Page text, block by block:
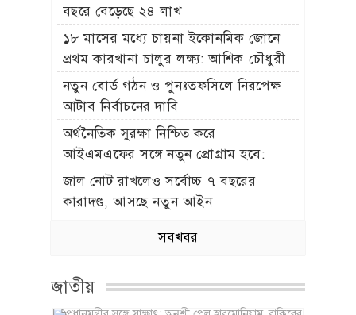
বছরে বেড়েছে ২৪ লাখ
১৮ মাসের মধ্যে চায়না ইকোনমিক জোনে
প্রথম কারখানা চালুর লক্ষ্য: আশিক চৌধুরী
নতুন বোর্ড গঠন ও পুনঃতফসিলে নিরপেক্ষ
আটাব নির্বাচনের দাবি
অর্থনৈতিক সুরক্ষা নিশ্চিত করে
আইএমএফের সঙ্গে নতুন প্রোগ্রাম হবে:
অর্থমন্ত্রী
জাল নোট রাখলেও সর্বোচ্চ ৭ বছরের
কারাদণ্ড, আসছে নতুন আইন
সবখবর
জাতীয়